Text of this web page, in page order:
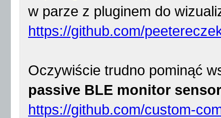
w parze z pluginem do
https://github.com/
Oczywiście trudno pominąć
passive BLE monitor
https://github.com/custom-